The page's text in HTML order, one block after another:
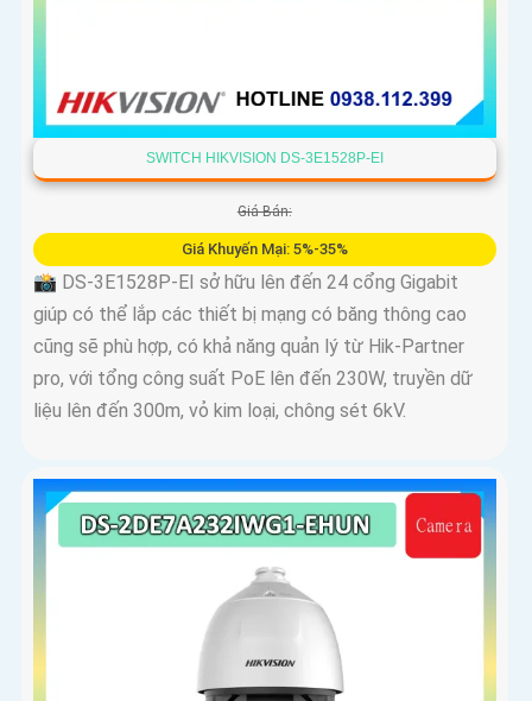
SWITCH HIKVISION DS-3E1528P-EI
Giá Bán:
Giá Khuyến Mại: 5%-35%
📸 DS-3E1528P-EI sở hữu lên đến 24 cổng Gigabit
giúp có thể lắp các thiết bị mạng có băng thông cao
cũng sẽ phù hợp, có khả năng quản lý từ Hik-Partner
pro, với tổng công suất PoE lên đến 230W, truyền dữ
liệu lên đến 300m, vỏ kim loại, chông sét 6kV.